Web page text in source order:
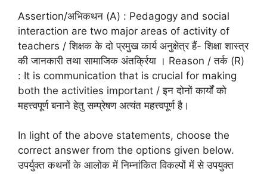
Assertion/अभिकथन (A) : Pedagogy and social
interaction are two major areas of activity of
teachers / शिक्षक के दो प्रमुख कार्य अनुक्षेत्र हैं- शिक्षा शास्त्र
की जानकारी तथा सामाजिक अंतर्क्रिया । Reason / तर्क (R)
: It is communication that is crucial for making
both the activities important / इन दोनों कार्यों को
महत्त्वपूर्ण बनाने हेतु सम्प्रेषण अत्यंत महत्त्वपूर्ण है।
In light of the above statements, choose the
correct answer from the options given below.
उपर्युक्त कथनों के आलोक में निम्नांकित विकल्पों में से उपयुक्त